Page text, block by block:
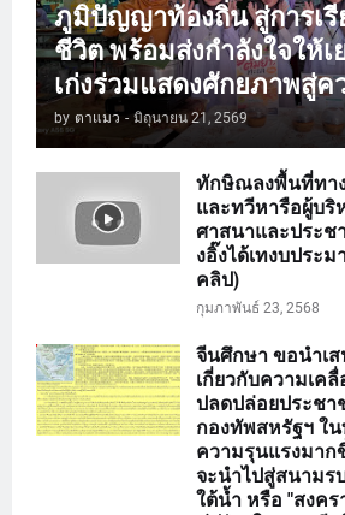
ภูมิปัญญาท้องถิ่น สู่การเ
ชีวิต พร้อมส่งกำลังใจให้
เก่งร่วมแสดงศักยภาพสู่ค
by ตาแมว - มิถุนายน 21, 2569
ทักษิณลงพื้นที่ทา
และทวีหารือผู้บริ
ศาสนาและประช
งอิ๊งได้เทงบประ
คลิป)
กุมภาพันธ์ 23, 2568
จีนศึกษา ขอนำเ
เกี่ยวกับความเค
ปลดปล่อยประชา
กองทัพสหรัฐฯ ใ
ความรุนแรงมา
จะนำไปสู่สนามร
ใต้น้ำ หรือ "สงคร